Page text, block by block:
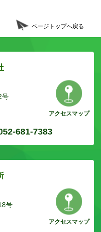
ページトップへ戻る
号
アクセスマップ
681-7383
号
アクセスマップ